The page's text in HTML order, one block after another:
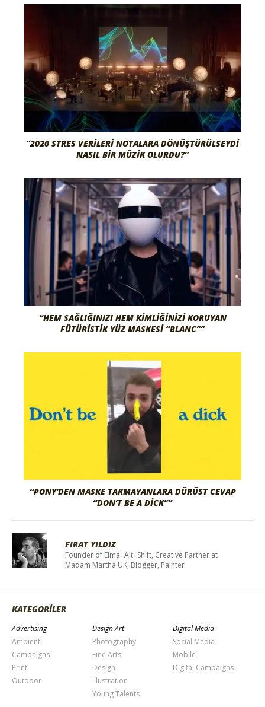
“2020 STRES VERILERI NOTALARA DÖNÜŞTÜRÜLSEYDI
NASIL BIR MÜZIK OLURDU?”
“HEM SAĞLIĞINIZI HEM KIMLIĞINIZI KORUYAN
FÜTÜRISTIK YÜZ MASKESI “BLANC””
“PONY’DEN MASKE TAKMAYANLARA DÜRÜST CEVAP
“DON’T BE A DICK””
FIRAT YILDIZ
Founder of Elma+Alt+Shift, Creative Partner at
Madam Martha UK, Blogger, Painter
KATEGORİLER
Advertising
Ambient
Campaigns
Print
Outdoor
Design Art
Photography
Fine Arts
Design
Illustration
Young Talents
Digital Media
Social Media
Mobile
Digital Campaigns